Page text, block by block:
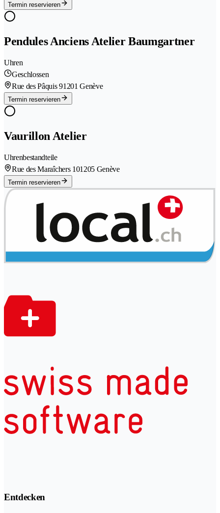
Termin reservieren
Pendules Anciens Atelier Baumgartner
Uhren
Geschlossen
Rue des Pâquis 91201 Genève
Termin reservieren
Vaurillon Atelier
Uhrenbestandteile
Rue des Maraîchers 101205 Genève
Termin reservieren
Entdecken